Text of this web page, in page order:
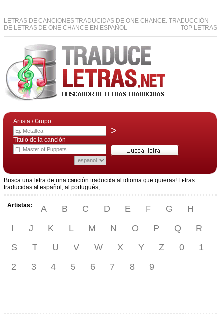
LETRAS DE CANCIONES TRADUCIDAS DE ONE CHANCE. TRADUCCIÓN
DE LETRAS DE ONE CHANCE EN ESPAÑOL
TOP LETRAS
Artista / Grupo
>
Título de la canción
Busca una letra de una canción traducida al idioma que quieras! Letras
traducidas al español, al portugués,...
Artistas: A B C D E F G
H
I
J K L M N O P Q
R
S
T U V W X Y Z 0
1
2
3 4 5 6 7 8 9